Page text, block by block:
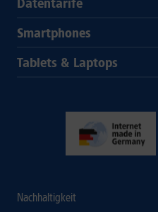
Datentarife
Smartphones
Tablets & Laptops
Nachhaltigkeit